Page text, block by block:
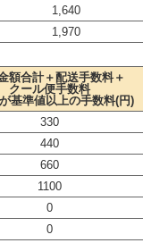
1,640
1,970
額合計＋配送手数料＋
クール便手数料
基準値以上の手数料(円)
330
440
660
1100
0
0